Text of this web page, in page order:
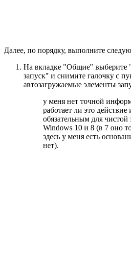
Далее, по порядку, выполните
На вкладке "Общие" выберите
запуск" и снимите галочку с
автозагружаемые элементы
у меня нет точной
работает ли это действие
обязательным для чистой
Windows 10 и 8 (в 7 оно
здесь у меня есть
нет).